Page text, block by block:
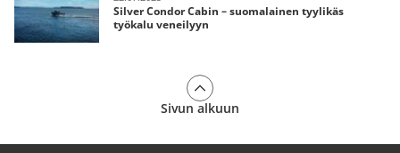
Silver Condor Cabin – suomalainen tyylikäs
työkalu veneilyyn
Sivun alkuun